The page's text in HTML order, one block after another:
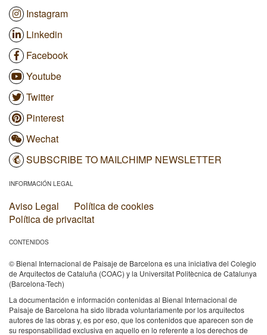
Instagram
Linkedin
Facebook
Youtube
Twitter
Pinterest
Wechat
SUBSCRIBE TO MAILCHIMP NEWSLETTER
INFORMACIÓN LEGAL
Aviso Legal
Política de cookies
Política de privacitat
CONTENIDOS
© Bienal Internacional de Paisaje de Barcelona es una iniciativa del Colegio
de Arquitectos de Cataluña (COAC) y la Universitat Politècnica de Catalunya
(Barcelona-Tech)
La documentación e información contenidas al Bienal Internacional de
Paisaje de Barcelona ha sido librada voluntariamente por los arquitectos
autores de las obras y, es por eso, que los contenidos que aparecen son de
su responsabilidad exclusiva en aquello en lo referente a los derechos de